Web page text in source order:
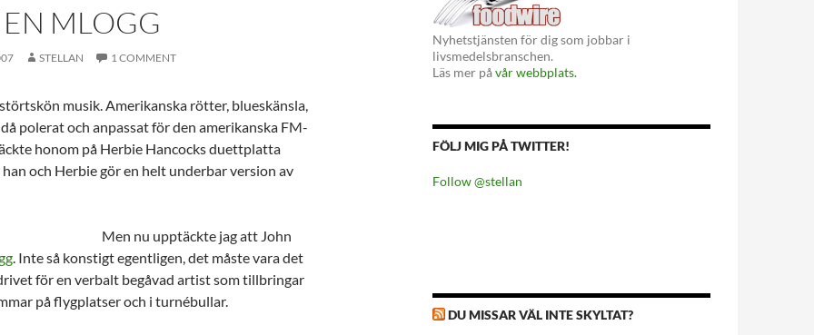
MLOGG
STELLAN 1 COMMENT
musik. Amerikanska rötter, blueskänsla,
polerat och anpassat för den amerikanska FM-
honom på Herbie Hancocks duettplatta
och Herbie gör en helt underbar version av
Men nu upptäckte jag att John
. Inte så konstigt egentligen, det måste vara det
för en verbalt begåvad artist som tillbringar
på flygplatser och i turnébullar.
Nyhetstjänsten för dig som jobbar i
livsmedelsbranschen.
Läs mer påvår webbplats.
FÖLJ MIG PÅ TWITTER!
Follow @stellan
DU MISSAR VÄL INTE SKYLTAT?